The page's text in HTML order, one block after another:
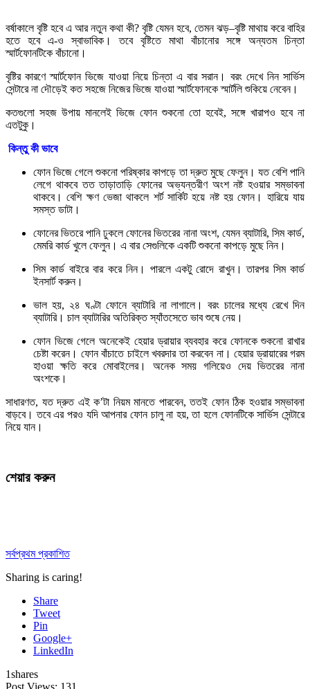
বর্ষাকালে বৃষ্টি হবে এ আর নতুন কথা কী? বৃষ্টি যেমন হবে, তেমন ঝড়–বৃষ্টি মাথায় করে বাহির
হতে হবে এ-ও স্বাভাবিক। তবে বৃষ্টিতে মাথা বাঁচানোর সঙ্গে অন্যতম চিন্তা
স্মার্টফোনটিকে বাঁচানো।
বৃষ্টির কারণে স্মার্টফোন ভিজে যাওয়া নিয়ে চিন্তা এ বার সরান। বরং দেখে নিন সার্ভিস
সেন্টারে না দৌড়েই কত সহজে নিজের ভিজে যাওয়া স্মার্টফোনকে স্মার্টলি শুকিয়ে নেবেন।
কতগুলো সহজ উপায় মানলেই ভিজে ফোন শুকনো তো হবেই, সঙ্গে খারাপও হবে না
এতটুকু।
কিন্তু কী ভাবে
ফোন ভিজে গেলে শুকনো পরিষ্কার কাপড়ে তা দ্রুত মুছে ফেলুন। যত বেশি পানি
লেগে থাকবে তত তাড়াতাড়ি ফোনের অভ্যন্তরীণ অংশ নষ্ট হওয়ার সম্ভাবনা
থাকবে। বেশি ক্ষণ ভেজা থাকলে শর্ট সার্কিট হয়ে নষ্ট হয় ফোন। হারিয়ে যায়
সমস্ত ডাটা।
ফোনের ভিতরে পানি ঢুকলে ফোনের ভিতরের নানা অংশ, যেমন ব্যাটারি, সিম কার্ড,
মেমরি কার্ড খুলে ফেলুন। এ বার সেগুলিকে একটি শুকনো কাপড়ে মুছে নিন।
সিম কার্ড বাইরে বার করে নিন। পারলে একটু রোদে রাখুন। তারপর সিম কার্ড
ইনসার্ট করুন।
ভাল হয়, ২৪ ঘণ্টা ফোনে ব্যাটারি না লাগালে। বরং চালের মধ্যে রেখে দিন
ব্যাটারি। চাল ব্যাটারির অতিরিক্ত স্যাঁতসেতে ভাব শুষে নেয়।
ফোন ভিজে গেলে অনেকেই হেয়ার ড্রায়ার ব্যবহার করে ফোনকে শুকনো রাখার
চেষ্টা করেন। ফোন বাঁচাতে চাইলে খবরদার তা করবেন না। হেয়ার ড্রায়ারের গরম
হাওয়া ক্ষতি করে মোবাইলের। অনেক সময় গলিয়েও দেয় ভিতরের নানা
অংশকে।
সাধারণত, যত দ্রুত এই ক’টা নিয়ম মানতে পারবেন, ততই ফোন ঠিক হওয়ার সম্ভাবনা
বাড়বে। তবে এর পরও যদি আপনার ফোন চালু না হয়, তা হলে ফোনটিকে সার্ভিস সেন্টারে
নিয়ে যান।
শেয়ার করুন
সর্বপ্রথম প্রকাশিত
Sharing is caring!
Share
Tweet
Pin
Google+
LinkedIn
1shares